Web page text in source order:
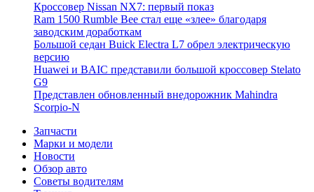
Кроссовер Nissan NX7: первый показ
Ram 1500 Rumble Bee стал еще «злее» благодаря
заводским доработкам
Большой седан Buick Electra L7 обрел электрическую
версию
Huawei и BAIC представили большой кроссовер Stelato
G9
Представлен обновленный внедорожник Mahindra
Scorpio-N
Запчасти
Марки и модели
Новости
Обзор авто
Советы водителям